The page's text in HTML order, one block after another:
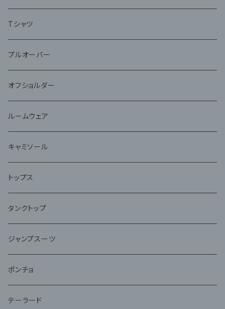
Tシャツ
プルオーバー
オフショルダー
ルームウェア
キャミソール
トップス
タンクトップ
ジャンプスーツ
ポンチョ
テーラード